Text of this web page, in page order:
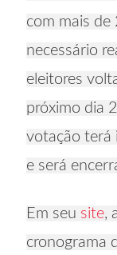
com mais
necessário
eleitores
próximo dia
votação terá
e será
Em seu site,
cronograma